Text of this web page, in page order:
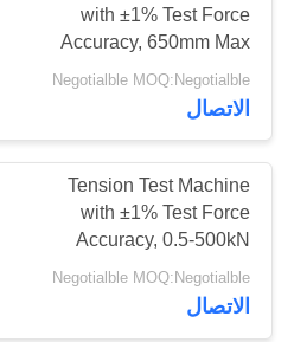
with ±1% Test Force
Accuracy, 650mm Max
Width, and 120mm Test
Diameter for Precise
Tensile Analysis
Negotialble MOQ:Negotialble
الاتصال
Tension Test Machine
with ±1% Test Force
Accuracy, 0.5-500kN
Range, and 650mm Max
Width for Precise Tensile
Testing
Negotialble MOQ:Negotialble
الاتصال